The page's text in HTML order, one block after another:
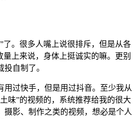
了。很多人嘴上说很排斥，但是从各
量上来说，身体上挺诚实的嘛。更别
自制了。
用过快手，但是用过抖音。至少我从
味”的视频的，系统推荐给我的很大
摄影、制作之类的视频，想必是个人